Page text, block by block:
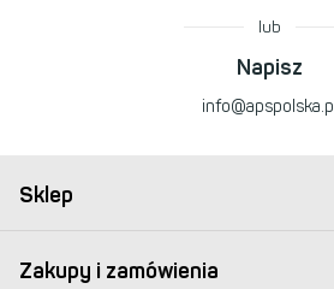
lub
Napisz
info@apspolska.pl
Sklep
Zakupy i zamówienia